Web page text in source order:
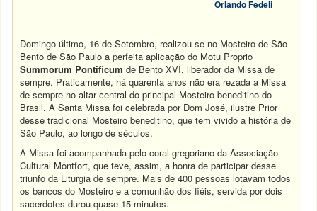
Orlando Fedeli
Domingo último, 16 de Setembro, realizou-se no Mosteiro de São
Bento de São Paulo a perfeita aplicação do Motu Proprio
Summorum Pontificum de Bento XVI, liberador da Missa de
sempre. Praticamente, há quarenta anos não era rezada a Missa
de sempre no altar central do principal Mosteiro beneditino do
Brasil. A Santa Missa foi celebrada por Dom José, ilustre Prior
desse tradicional Mosteiro beneditino, que tem vivido a história de
São Paulo, ao longo de séculos.
A Missa foi acompanhada pelo coral gregoriano da Associação
Cultural Montfort, que teve, assim, a honra de participar desse
triunfo da Liturgia de sempre. Mais de 400 pessoas lotavam todos
os bancos do Mosteiro e a comunhão dos fiéis, servida por dois
sacerdotes durou quase 15 minutos.